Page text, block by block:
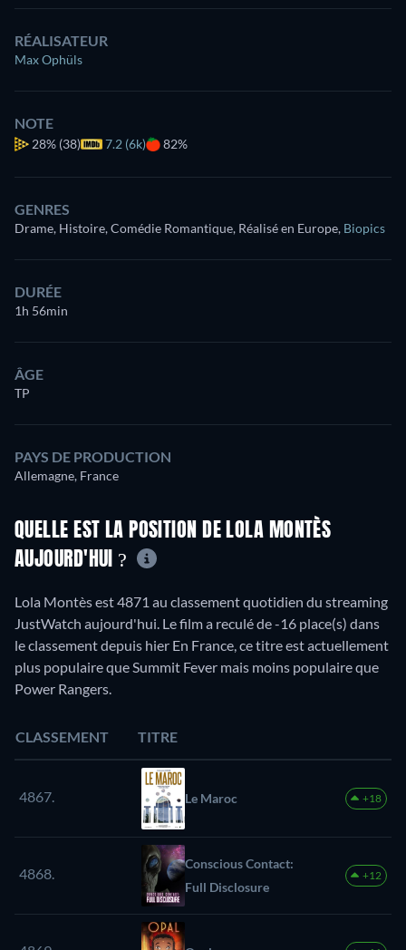
RÉALISATEUR
Max Ophüls
NOTE
28% (38) 7.2 (6k) 82%
GENRES
Drame, Histoire, Comédie Romantique, Réalisé en Europe, Biopics
DURÉE
1h 56min
ÂGE
TP
PAYS DE PRODUCTION
Allemagne, France
QUELLE EST LA POSITION DE LOLA MONTÈS
AUJOURD'HUI ?
Lola Montès est 4871 au classement quotidien du streaming
JustWatch aujourd'hui. Le film a reculé de -16 place(s) dans
le classement depuis hier En France, ce titre est actuellement
plus populaire que Summit Fever mais moins populaire que
Power Rangers.
CLASSEMENT TITRE
4867. Le Maroc +18
4868.
Conscious Contact:
Full Disclosure
+12